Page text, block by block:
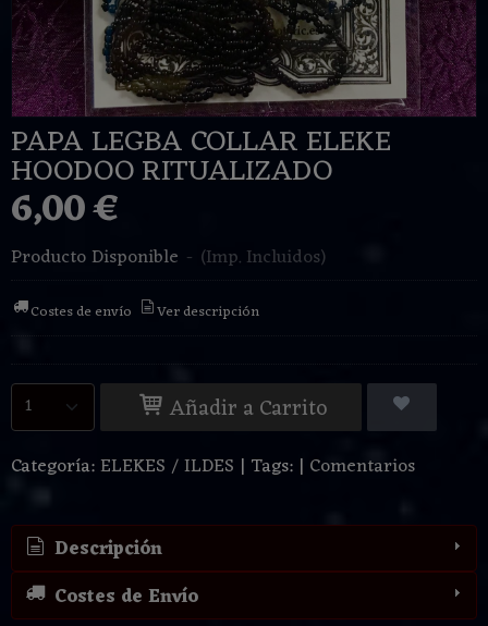
PAPA LEGBA COLLAR ELEKE
HOODOO RITUALIZADO
6,00 €
Producto Disponible - (Imp. Incluidos)
Costes de envío Ver descripción
Añadir a Carrito
Categoría:ELEKES / ILDES | Tags: | Comentarios
Descripción
Costes de Envío